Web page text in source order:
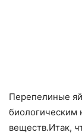
Перепелиные
биологическим
веществ.Итак,